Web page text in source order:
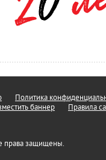
Политика
баннер Правила
права защищены.